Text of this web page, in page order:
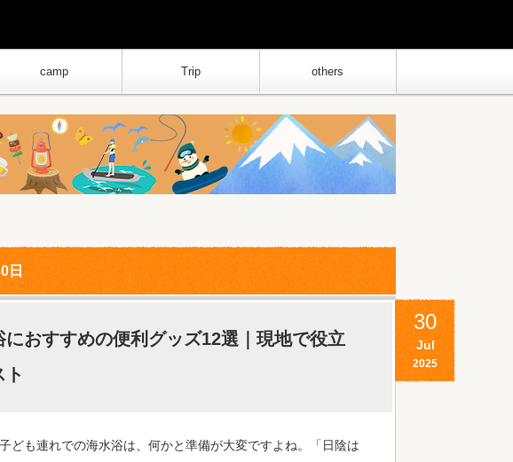
camp Trip others
日
30
Jul
2025
におすすめの便利グッズ12選｜現地で役立
ども連れでの海水浴は、何かと準備が大変ですよね。「日陰は